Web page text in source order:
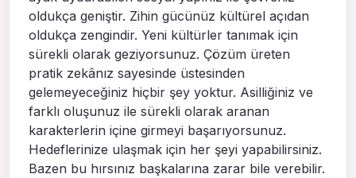
oldukça geniştir. Zihin gücünüz kültürel açıdan
oldukça zengindir. Yeni kültürler tanımak için
sürekli olarak geziyorsunuz. Çözüm üreten
pratik zekânız sayesinde üstesinden
gelemeyeceğiniz hiçbir şey yoktur. Asilliğiniz ve
farklı oluşunuz ile sürekli olarak aranan
karakterlerin içine girmeyi başarıyorsunuz.
Hedeflerinize ulaşmak için her şeyi yapabilirsiniz.
Bazen bu hırsınız başkalarına zarar bile verebilir.